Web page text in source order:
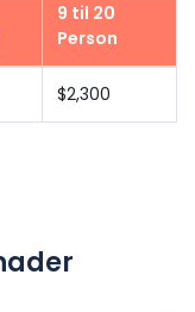
9 til 20
Person
$2,300